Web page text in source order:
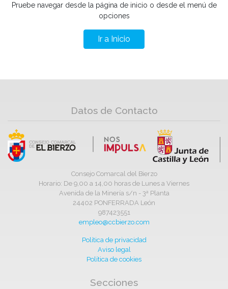
Pruebe navegar desde la página de inicio o desde el menú de
opciones
Ir a Inicio
Datos de Contacto
Consejo Comarcal del Bierzo
Horario: De 9,00 a 14,00 horas de Lunes a Viernes
Avenida de la Minería s/n - 3ª Planta
24402 PONFERRADA León
987423551
empleo@ccbierzo.com
Política de privacidad
Aviso legal
Política de cookies
Secciones